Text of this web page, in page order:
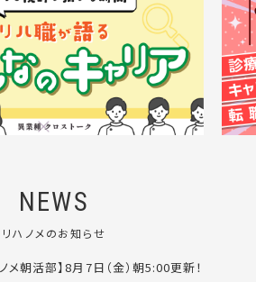
NEWS
リハノメのお知らせ
ノメ朝活部】8月7日（金）朝5:00更新！